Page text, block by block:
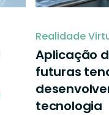
Realidade
Aplicação
futuras
tecnologia